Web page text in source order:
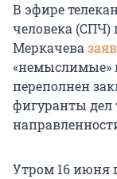
В эфире
человека (СПЧ)
Меркачева
«немыслимые»
переполнен
фигуранты дел
Утром 16 июня